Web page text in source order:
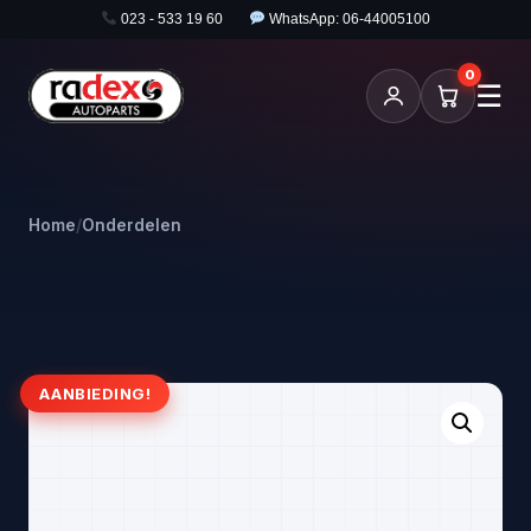
023 - 533 19 60 WhatsApp: 06-44005100
0
☰
Home/Onderdelen
AANBIEDING!